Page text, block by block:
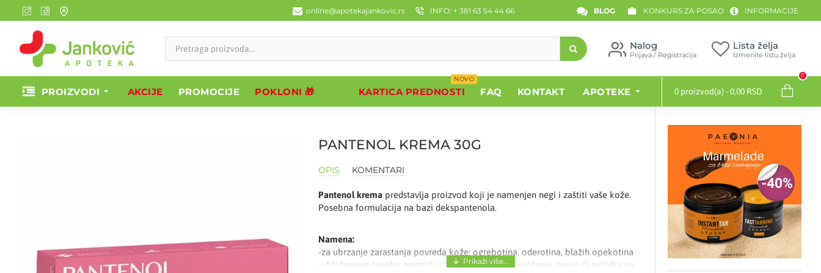
online@apotekajankovic.rs INFO: + 381 63 54 44 66 BLOG KONKURS ZA POSAO INFORMACIJE
Nalog
Prijava / Registracija
Lista želja
Izmenite listu želja
PROIZVODI AKCIJE PROMOCIJE POKLONI 🎁 KARTICA PREDNOSTI
NOVO
FAQ KONTAKT APOTEKE 0 proizvod(a) - 0,00 RSD
0
PANTENOL KREMA 30G
OPIS KOMENTARI
Pantenol krema predstavlja proizvod koji je namenjen negi i zaštiti vaše kože.
Posebna formulacija na bazi dekspantenola.
Namena:
-za ubrzanje zarastanja povreda kože: ogrebotina, oderotina, blažih opekotina
-ublažavanje tegoba nastalih usled prekomernog sunčanja, trenja ili pritiska na